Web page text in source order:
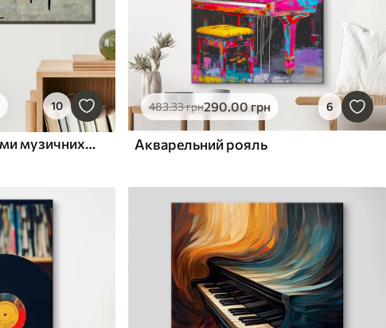
10
Стріт-арт із силуетами музичних інструментів
483.33грн290.00грн 6
Акварельний рояль